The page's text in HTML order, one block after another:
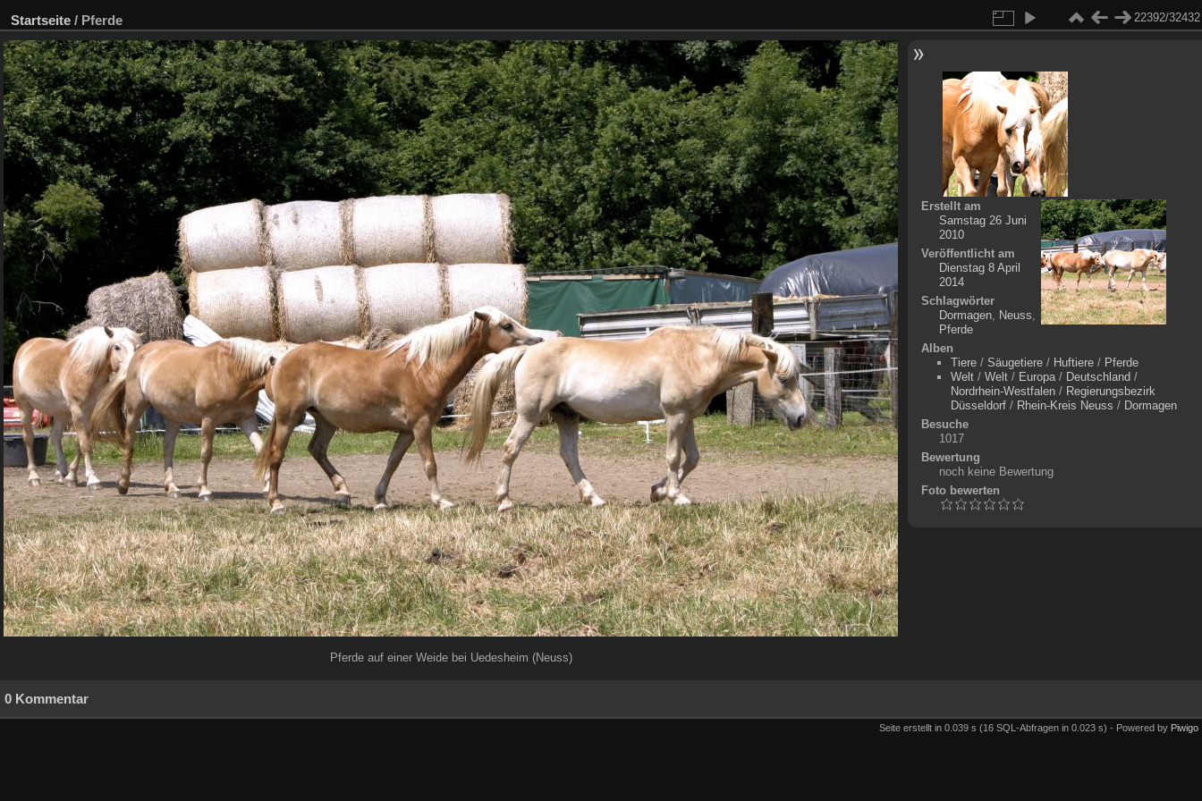
Startseite / Pferde 22392/32432
Pferde auf einer Weide bei Uedesheim (Neuss)
Erstellt am
Samstag 26 Juni
2010
Veröffentlicht am
Dienstag 8 April
2014
Schlagwörter
Dormagen, Neuss,
Pferde
Alben
Tiere/ Säugetiere/ Huftiere/ Pferde
Welt/ Welt/ Europa/ Deutschland /
Nordrhein-Westfalen/ Regierungsbezirk
Düsseldorf/ Rhein-Kreis Neuss / Dormagen
Besuche
1017
Bewertung
noch keine Bewertung
Foto bewerten
0 Kommentar
Seite erstellt in 0.039 s (16 SQL-Abfragen in 0.023 s) - Powered by Piwigo